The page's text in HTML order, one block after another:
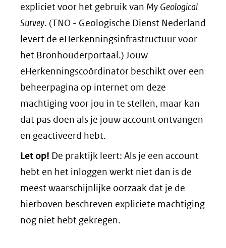
expliciet voor het gebruik van My Geological
Survey. (TNO - Geologische Dienst Nederland
levert de eHerkenningsinfrastructuur voor
het Bronhouderportaal.) Jouw
eHerkenningscoördinator beschikt over een
beheerpagina op internet om deze
machtiging voor jou in te stellen, maar kan
dat pas doen als je jouw account ontvangen
en geactiveerd hebt.
Let op! De praktijk leert: Als je een account
hebt en het inloggen werkt niet dan is de
meest waarschijnlijke oorzaak dat je de
hierboven beschreven expliciete machtiging
nog niet hebt gekregen.